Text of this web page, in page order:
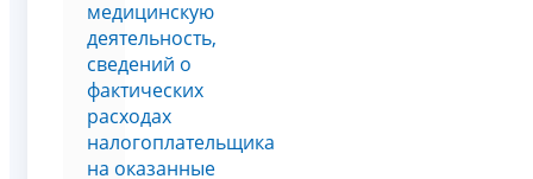
медицинскую
деятельность,
сведений о
фактических
расходах
налогоплательщика
на оказанные